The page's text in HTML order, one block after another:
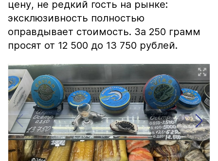
цену, не редкий гость на рынке:
эксклюзивность полностью
оправдывает стоимость. За 250 грамм
просят от 12 500 до 13 750 рублей.